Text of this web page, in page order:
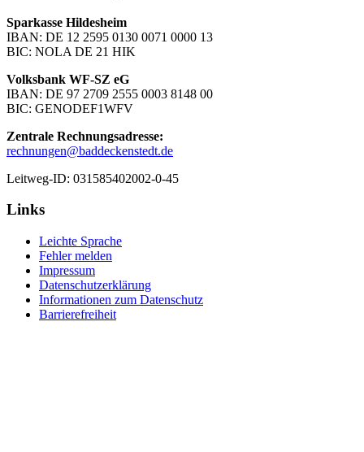
Sparkasse Hildesheim
IBAN: DE 12 2595 0130 0071 0000 13
BIC: NOLA DE 21 HIK
Volksbank WF-SZ eG
IBAN: DE 97 2709 2555 0003 8148 00
BIC: GENODEF1WFV
Zentrale Rechnungsadresse:
rechnungen@baddeckenstedt.de
Leitweg-ID: 031585402002-0-45
Links
Leichte Sprache
Fehler melden
Impressum
Datenschutzerklärung
Informationen zum Datenschutz
Barrierefreiheit